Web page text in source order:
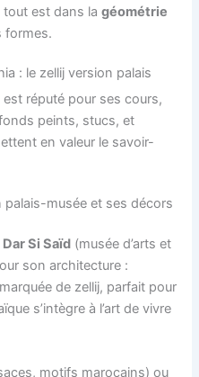
tout est dans lagéométrie
formes.
: le zellij version palais
est réputé pour ses cours,
peints, stucs, et
en valeur le savoir-
palais-musée et ses décors
Dar Si Saïd (musée d’arts et
son architecture :
de zellij, parfait pour
s’intègre à l’art de vivre
motifs marocains) ou